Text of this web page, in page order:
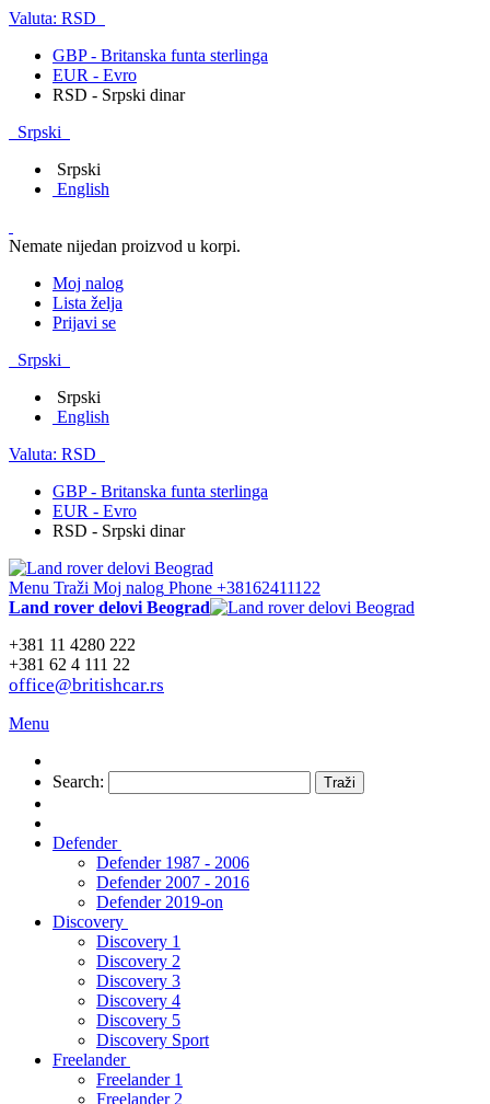
Valuta: RSD
GBP - Britanska funta sterlinga
EUR - Evro
RSD - Srpski dinar
Srpski
Srpski
English
Nemate nijedan proizvod u korpi.
Moj nalog
Lista želja
Prijavi se
Srpski
Srpski
English
Valuta: RSD
GBP - Britanska funta sterlinga
EUR - Evro
RSD - Srpski dinar
Menu Traži Moj nalog Phone +38162411122
Land rover delovi Beograd
+381 11 4280 222
+381 62 4 111 22
office@britishcar.rs
Menu
Search: Traži
Defender
Defender 1987 - 2006
Defender 2007 - 2016
Defender 2019-on
Discovery
Discovery 1
Discovery 2
Discovery 3
Discovery 4
Discovery 5
Discovery Sport
Freelander
Freelander 1
Freelander 2